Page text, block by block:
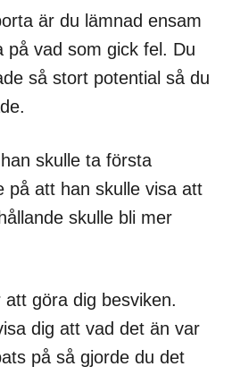
är du lämnad ensam
på vad som gick fel. Du
så stort potential så du
skulle ta första
på att han skulle visa att
skulle bli mer
göra dig besviken.
dig att vad det än var
på så gjorde du det